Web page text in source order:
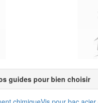
guides pour bien choisir